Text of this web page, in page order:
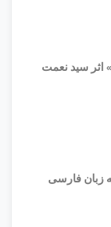
سيد نعمت
زبان فارسی